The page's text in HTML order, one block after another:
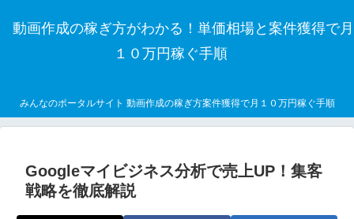
動画作成の稼ぎ方がわかる！単価相場と案件獲得で月
１０万円稼ぐ手順
みんなのポータルサイト 動画作成の稼ぎ方案件獲得で月１０万円稼ぐ手順
Googleマイビジネス分析で売上UP！集客
戦略を徹底解説